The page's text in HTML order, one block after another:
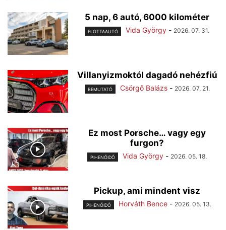
5 nap, 6 autó, 6000 kilométer
FLOTTAAUTÓ Vida György - 2026. 07. 31.
Villanyizmoktól dagadó nehézfiú
BEMUTATÓ Csörgő Balázs - 2026. 07. 21.
Ez most Porsche… vagy egy
furgon?
PIHENŐIDŐ Vida György - 2026. 05. 18.
Pickup, ami mindent visz
PIHENŐIDŐ Horváth Bence - 2026. 05. 13.